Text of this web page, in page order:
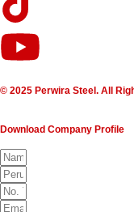
© 2025 Perwira Steel. All
Download Company Profile